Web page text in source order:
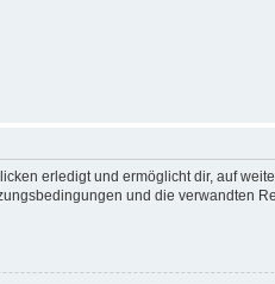
erledigt und ermöglicht dir, auf
und die verwandten